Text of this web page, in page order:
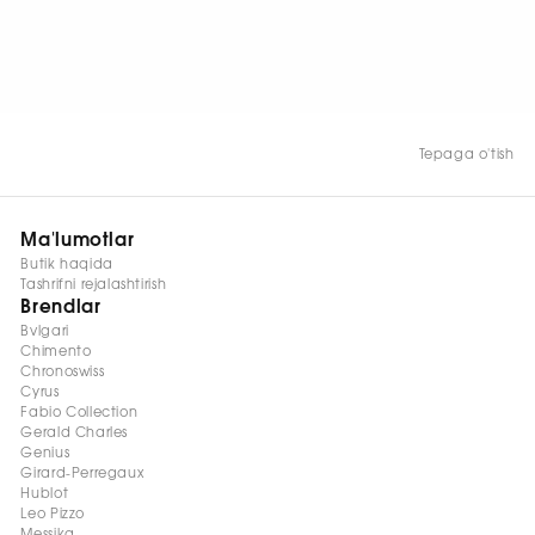
Tepaga o'tish
Ma'lumotlar
Butik haqida
Tashrifni rejalashtirish
Brendlar
Bvlgari
Chimento
Chronoswiss
Cyrus
Fabio Collection
Gerald Charles
Genius
Girard-Perregaux
Hublot
Leo Pizzo